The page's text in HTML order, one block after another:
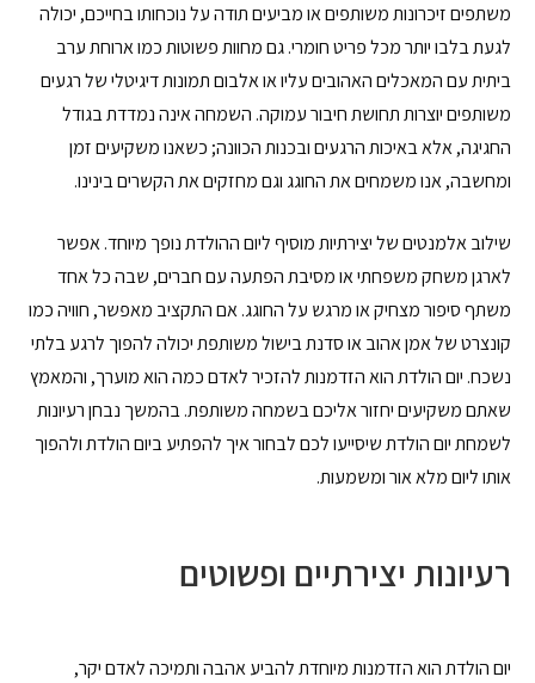
משתפים זיכרונות משותפים או מביעים תודה על נוכחותו בחייכם, יכולה
לגעת בלבו יותר מכל פריט חומרי. גם מחוות פשוטות כמו ארוחת ערב
ביתית עם המאכלים האהובים עליו או אלבום תמונות דיגיטלי של רגעים
משותפים יוצרות תחושת חיבור עמוקה. השמחה אינה נמדדת בגודל
החגיגה, אלא באיכות הרגעים ובכנות הכוונה; כשאנו משקיעים זמן
ומחשבה, אנו משמחים את החוגג וגם מחזקים את הקשרים בינינו.
שילוב אלמנטים של יצירתיות מוסיף ליום ההולדת נופך מיוחד. אפשר
לארגן משחק משפחתי או מסיבת הפתעה עם חברים, שבה כל אחד
משתף סיפור מצחיק או מרגש על החוגג. אם התקציב מאפשר, חוויה כמו
קונצרט של אמן אהוב או סדנת בישול משותפת יכולה להפוך לרגע בלתי
נשכח. יום הולדת הוא הזדמנות להזכיר לאדם כמה הוא מוערך, והמאמץ
שאתם משקיעים יחזור אליכם בשמחה משותפת. בהמשך נבחן רעיונות
לשמחת יום הולדת שיסייעו לכם לבחור איך להפתיע ביום הולדת ולהפוך
אותו ליום מלא אור ומשמעות.
רעיונות יצירתיים ופשוטים
יום הולדת הוא הזדמנות מיוחדת להביע אהבה ותמיכה לאדם יקר,